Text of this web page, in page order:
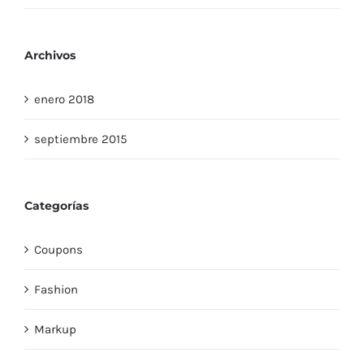
Archivos
enero 2018
septiembre 2015
Categorías
Coupons
Fashion
Markup